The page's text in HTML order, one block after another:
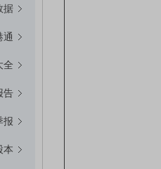
据
通
全
告
报
本